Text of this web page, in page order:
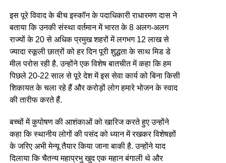
इस पूरे विवाद के बीच इस्कॉन के पदाधिकारी राधारमण दास ने
बताया कि उनकी संस्था वर्तमान में भारत के 8 अलग-अलग
राज्यों के 20 से अधिक प्रमुख शहरों में लगभग 12 लाख से
ज्यादा स्कूली छात्रों को हर दिन पूरी शुद्धता के साथ मिड डे
मील परोस रही है. उन्होंने एक विशेष बातचीत में कहा कि हम
पिछले 20-22 साल से पूरे देश में इस सेवा कार्य को बिना किसी
शिकायत के चला रहे हैं और करोड़ों लोग हमारे भोजन के स्वाद
की तारीफ करते हैं.
बच्चों में कुपोषण की आशंकाओं को खारिज करते हुए उन्होंने
कहा कि स्थानीय लोगों की पसंद को ध्यान में रखकर विशेषज्ञों
के जरिए अभी मेन्यू तैयार किया जाना बाकी है. उन्होंने याद
दिलाया कि चैतन्य महाप्रभु खुद एक महान बंगाली थे और